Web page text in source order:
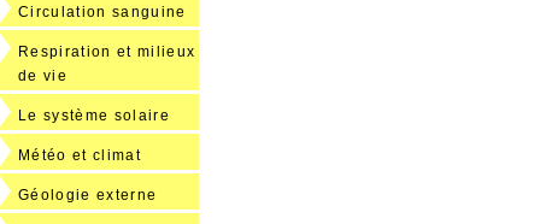
Circulation sanguine
Respiration et milieux
de vie
Le système solaire
Météo et climat
Géologie externe